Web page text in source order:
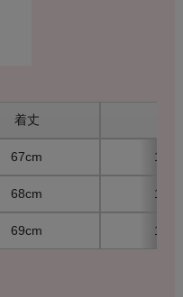
着丈
67cm
68cm
69cm